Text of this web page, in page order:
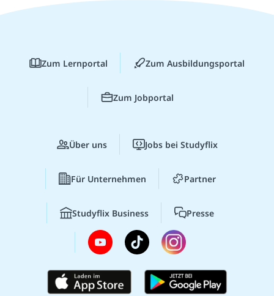
Zum Lernportal Zum Ausbildungsportal
Zum Jobportal
Über uns Jobs bei Studyflix
Für Unternehmen Partner
Studyflix Business Presse